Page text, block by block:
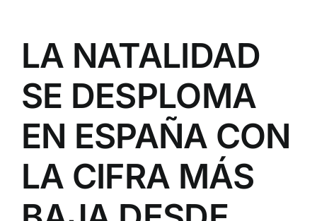
LA NATALIDAD
SE DESPLOMA
EN ESPAÑA CON
LA CIFRA MÁS